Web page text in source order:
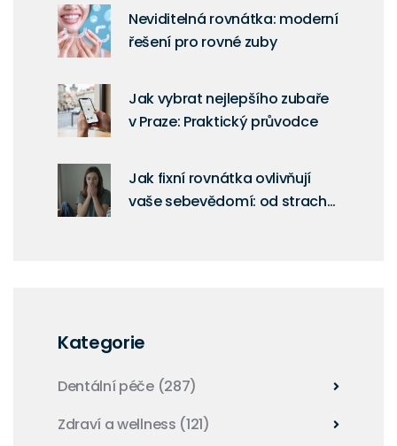
Neviditelná rovnátka: moderní
řešení pro rovné zuby
Jak vybrat nejlepšího zubaře
v Praze: Praktický průvodce
Jak fixní rovnátka ovlivňují
vaše sebevědomí: od strachu
Kategorie
Dentální péče (287)
Zdraví a wellness (121)